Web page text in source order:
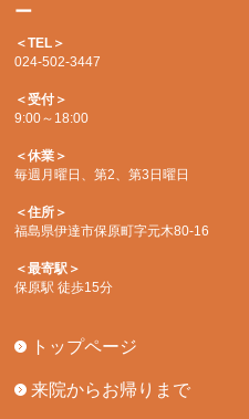
ー
＜TEL＞
024-502-3447
＜受付＞
9:00～18:00
＜休業＞
毎週月曜日、第2、第3日曜日
＜住所＞
福島県伊達市保原町字元木80-16
＜最寄駅＞
保原駅 徒歩15分
トップページ
来院からお帰りまで